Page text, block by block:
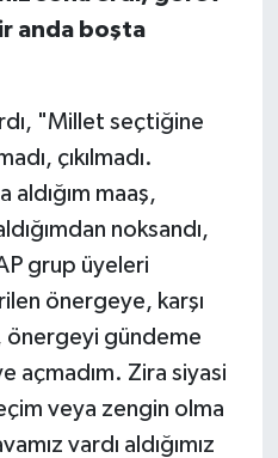
anda boşta
"Millet seçtiğine
çıkılmadı.
aldığım maaş,
noksandı,
grup üyeleri
önergeye, karşı
gündeme
açmadım. Zira siyasi
veya zengin olma
vardı aldığımız